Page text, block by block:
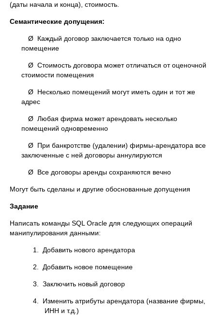
(даты начала и конца), стоимость.
Семантические допущения:
Ø Каждый договор заключается только на одно
помещение
Ø Стоимость договора может отличаться от оценочной
стоимости помещения
Ø Несколько помещений могут иметь один и тот же
адрес
Ø Любая фирма может арендовать несколько
помещений одновременно
Ø При банкротстве (удалении) фирмы-арендатора все
заключенные с ней договоры аннулируются
Ø Все договоры аренды сохраняются вечно
Могут быть сделаны и другие обоснованные допущения
Задание
Написать команды SQL Oracle для следующих операций
манипулирования данными:
1. Добавить нового арендатора
2. Добавить новое помещение
3. Заключить новый договор
4. Изменить атрибуты арендатора (название фирмы,
ИНН и т.д.)